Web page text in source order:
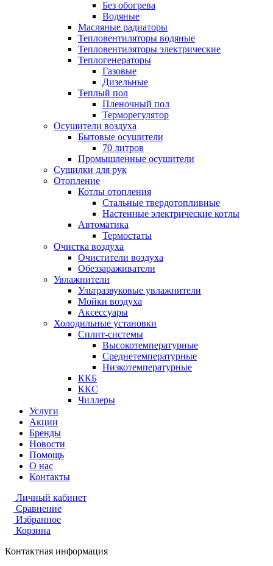
Без обогрева
Водяные
Масляные радиаторы
Тепловентиляторы водяные
Тепловентиляторы электрические
Теплогенераторы
Газовые
Дизельные
Теплый пол
Пленочный пол
Терморегулятор
Осушители воздуха
Бытовые осушители
70 литров
Промышленные осушители
Сушилки для рук
Отопление
Котлы отопления
Стальные твердотопливные
Настенные электрические котлы
Автоматика
Термостаты
Очистка воздуха
Очистители воздуха
Обеззараживатели
Увлажнители
Ультразвуковые увлажнители
Мойки воздуха
Аксессуары
Холодильные установки
Сплит-системы
Высокотемпературные
Среднетемпературные
Низкотемпературные
ККБ
ККС
Чиллеры
Услуги
Акции
Бренды
Новости
Помощь
О нас
Контакты
Личный кабинет
Сравнение
Избранное
Корзина
Контактная информация